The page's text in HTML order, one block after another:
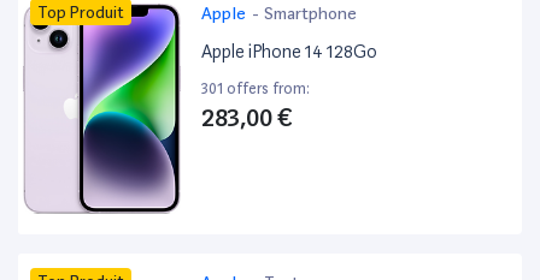
Top Produit Apple - Smartphone
Apple iPhone 14 128Go
301 offers from:
283,00 €